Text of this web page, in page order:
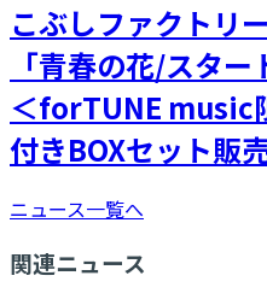
こぶしファクトリ
「青春の花/スタ
＜forTUNE music
付きBOXセット販
ニュース一覧へ
関連ニュース